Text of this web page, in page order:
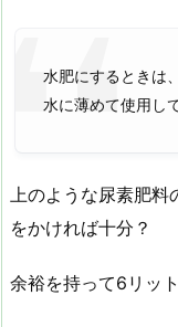
水肥にするときは
水に薄めて使用し
上のような尿素肥
をかければ十分？
余裕を持って6リッ